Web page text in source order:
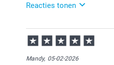
Reacties tonen
07-04-2026
15:17
Veel plezier van de
Mandy, 05-02-2026